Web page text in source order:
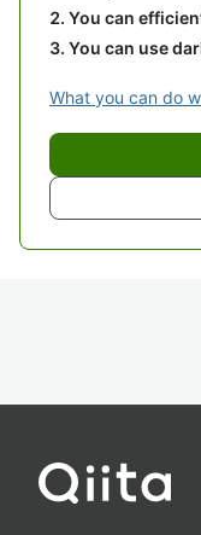
You can
You can use
What you can do